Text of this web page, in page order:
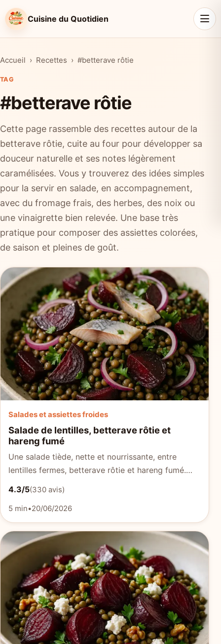
Cuisine du Quotidien
Accueil Recettes #betterave rôtie
TAG
#betterave rôtie
Cette page rassemble des recettes autour de la
betterave rôtie, cuite au four pour développer sa
douceur naturelle et ses notes légèrement
caramélisées. Vous y trouverez des idées simples
pour la servir en salade, en accompagnement,
avec du fromage frais, des herbes, des noix ou
une vinaigrette bien relevée. Une base très
pratique pour composer des assiettes colorées,
de saison et pleines de goût.
Salades et assiettes froides
Salade de lentilles, betterave rôtie et
hareng fumé
Une salade tiède, nette et nourrissante, entre
lentilles fermes, betterave rôtie et hareng fumé.…
4.3/5(330 avis)
5 min•20/06/2026